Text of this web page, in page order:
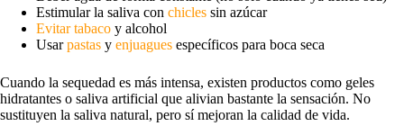
Estimular la saliva con chicles sin azúcar
Evitar tabaco y alcohol
Usarpastas y enjuagues específicos para boca seca
Cuando la sequedad es más intensa, existen productos como geles
hidratantes o saliva artificial que alivian bastante la sensación. No
sustituyen la saliva natural, pero sí mejoran la calidad de vida.